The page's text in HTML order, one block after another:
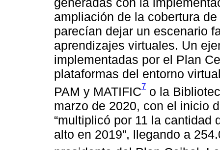
ampliación de la cobertura
parecían dejar un escenario
aprendizajes virtuales. Un
implementadas por el Plan
plataformas del entorno
PAM y MATIFIC7 o la
marzo de 2020, con el inicio
“multiplicó por 11 la
alto en 2019”, llegando a